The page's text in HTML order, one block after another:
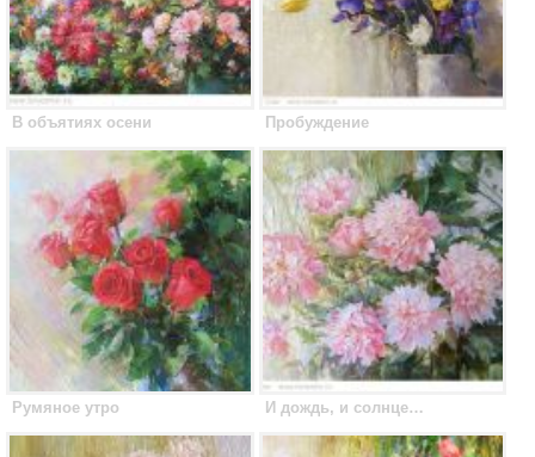
В объятиях осени Пробуждение
Румяное утро И дождь, и солнце…